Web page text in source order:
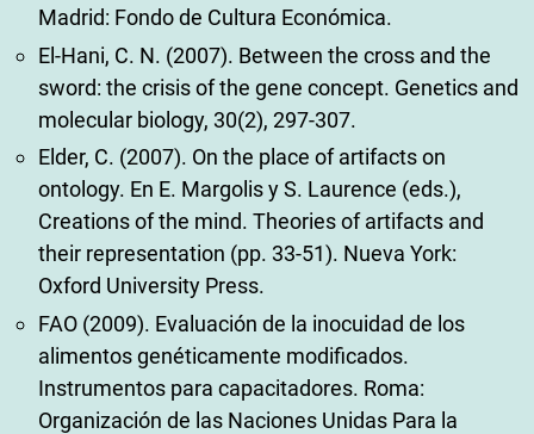
Madrid: Fondo de Cultura Económica.
El-Hani, C. N. (2007). Between the cross and the
sword: the crisis of the gene concept. Genetics and
molecular biology, 30(2), 297-307.
Elder, C. (2007). On the place of artifacts on
ontology. En E. Margolis y S. Laurence (eds.),
Creations of the mind. Theories of artifacts and
their representation (pp. 33-51). Nueva York:
Oxford University Press.
FAO (2009). Evaluación de la inocuidad de los
alimentos genéticamente modificados.
Instrumentos para capacitadores. Roma:
Organización de las Naciones Unidas Para la